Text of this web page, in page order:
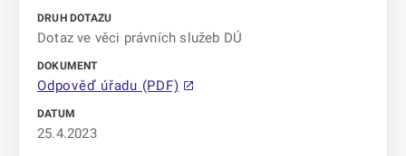
Dotaz ve věci právních služeb DÚ
Odpověď úřadu (PDF)
25.4.2023